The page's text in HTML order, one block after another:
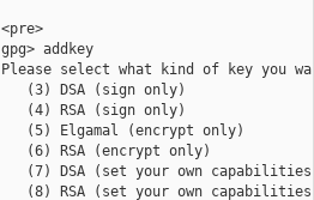
<pre>
gpg> addkey
Please select what kind of key you
   (3) DSA (sign only)
   (4) RSA (sign only)
   (5) Elgamal (encrypt only)
   (6) RSA (encrypt only)
(7) DSA (set your own
(8) RSA (set your own